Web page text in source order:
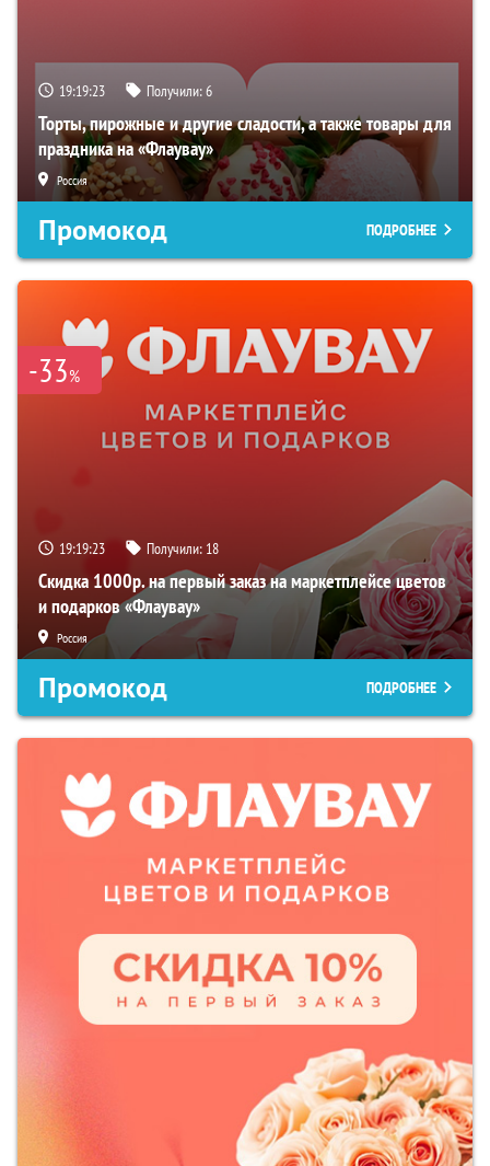
19:19:22 Получили:6
Торты, пирожные и другие сладости, а также товары для
праздника на «Флаувау»
Россия
Промокод ПОДРОБНЕЕ
-33%
19:19:22 Получили: 18
Скидка 1000р. на первый заказ на маркетплейсе цветов
и подарков «Флаувау»
Россия
Промокод ПОДРОБНЕЕ